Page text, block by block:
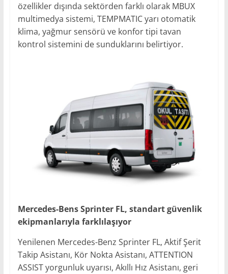
özellikler dışında sektörden farklı olarak MBUX
multimedya sistemi, TEMPMATIC yarı otomatik
klima, yağmur sensörü ve konfor tipi tavan
kontrol sistemini de sunduklarını belirtiyor.
Mercedes-Bens Sprinter FL, standart güvenlik
ekipmanlarıyla farklılaşıyor
Yenilenen Mercedes-Benz Sprinter FL, Aktif Şerit
Takip Asistanı, Kör Nokta Asistanı, ATTENTION
ASSIST yorgunluk uyarısı, Akıllı Hız Asistanı, geri